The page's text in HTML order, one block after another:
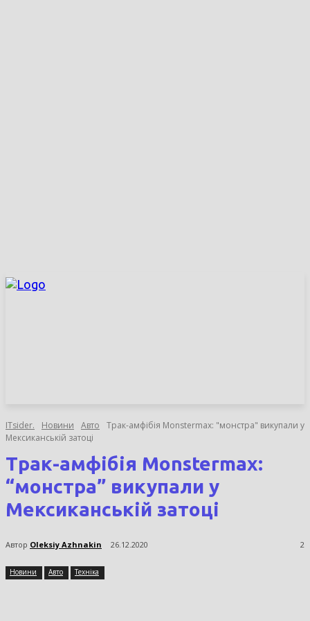
ITsider. Новини Авто
Трак-амфібія Monstermax: "монстра" викупали у
Мексиканській затоці
Трак-амфібія Monstermax:
“монстра” викупали у
Мексиканській затоці
Автор Oleksiy Azhnakin 26.12.2020 2
Новини Авто Техніка